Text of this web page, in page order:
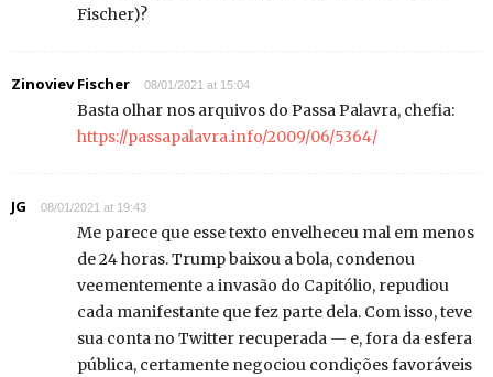
Fischer)?
Zinoviev Fischer 08/01/2021 at 15:04
Basta olhar nos arquivos do Passa Palavra, chefia:
https://passapalavra.info/2009/06/5364/
JG 08/01/2021 at 19:43
Me parece que esse texto envelheceu mal em menos
de 24 horas. Trump baixou a bola, condenou
veementemente a invasão do Capitólio, repudiou
cada manifestante que fez parte dela. Com isso, teve
sua conta no Twitter recuperada — e, fora da esfera
pública, certamente negociou condições favoráveis